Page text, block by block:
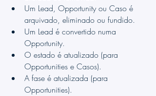
Um Lead, Opportunity ou Caso é
arquivado, eliminado ou fundido.
Um Lead é convertido numa
Opportunity.
O estado é atualizado (para
Opportunities e Casos).
A fase é atualizada (para
Opportunities).